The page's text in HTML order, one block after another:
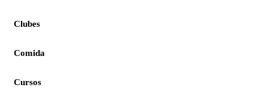
Clubes
Comida
Cursos